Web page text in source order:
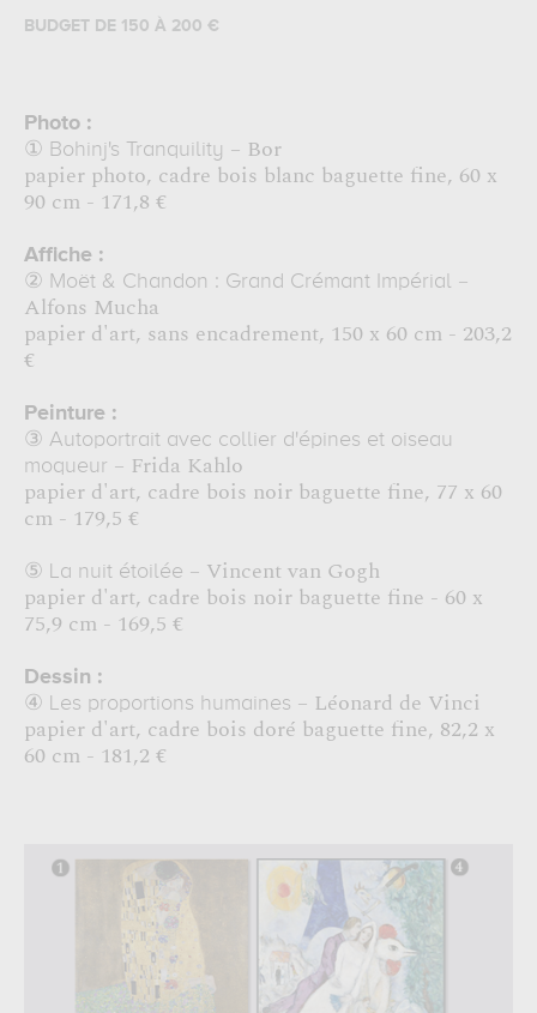
BUDGET DE 150 À 200 €
Photo :
① Bohinj's Tranquility – Bor
papier photo, cadre bois blanc baguette fine, 60 x
90 cm - 171,8 €
Affiche :
② Moët & Chandon : Grand Crémant Impérial –
Alfons Mucha
papier d'art, sans encadrement, 150 x 60 cm - 203,2
€
Peinture :
③ Autoportrait avec collier d'épines et oiseau
moqueur – Frida Kahlo
papier d'art, cadre bois noir baguette fine, 77 x 60
cm - 179,5 €
⑤ La nuit étoilée – Vincent van Gogh
papier d'art, cadre bois noir baguette fine - 60 x
75,9 cm - 169,5 €
Dessin :
④ Les proportions humaines – Léonard de Vinci
papier d'art, cadre bois doré baguette fine, 82,2 x
60 cm - 181,2 €